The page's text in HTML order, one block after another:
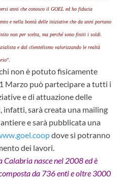
anni che conosco il GOEL ed ho fiducia
e nella bontà delle iniziative che da anni portano
non per scelta, ma perché sono finiti i soldi.
e dal clientelismo valorizzando le realtà
”.
non è potuto fisicamente
Marzo può partecipare a tutti i
e di attuazione delle
infatti, sarà creata una mailing
e sarà pubblicata una
dove si potranno
dei lavori.
Calabria nasce nel 2008 ed è
da 736 enti e oltre3000